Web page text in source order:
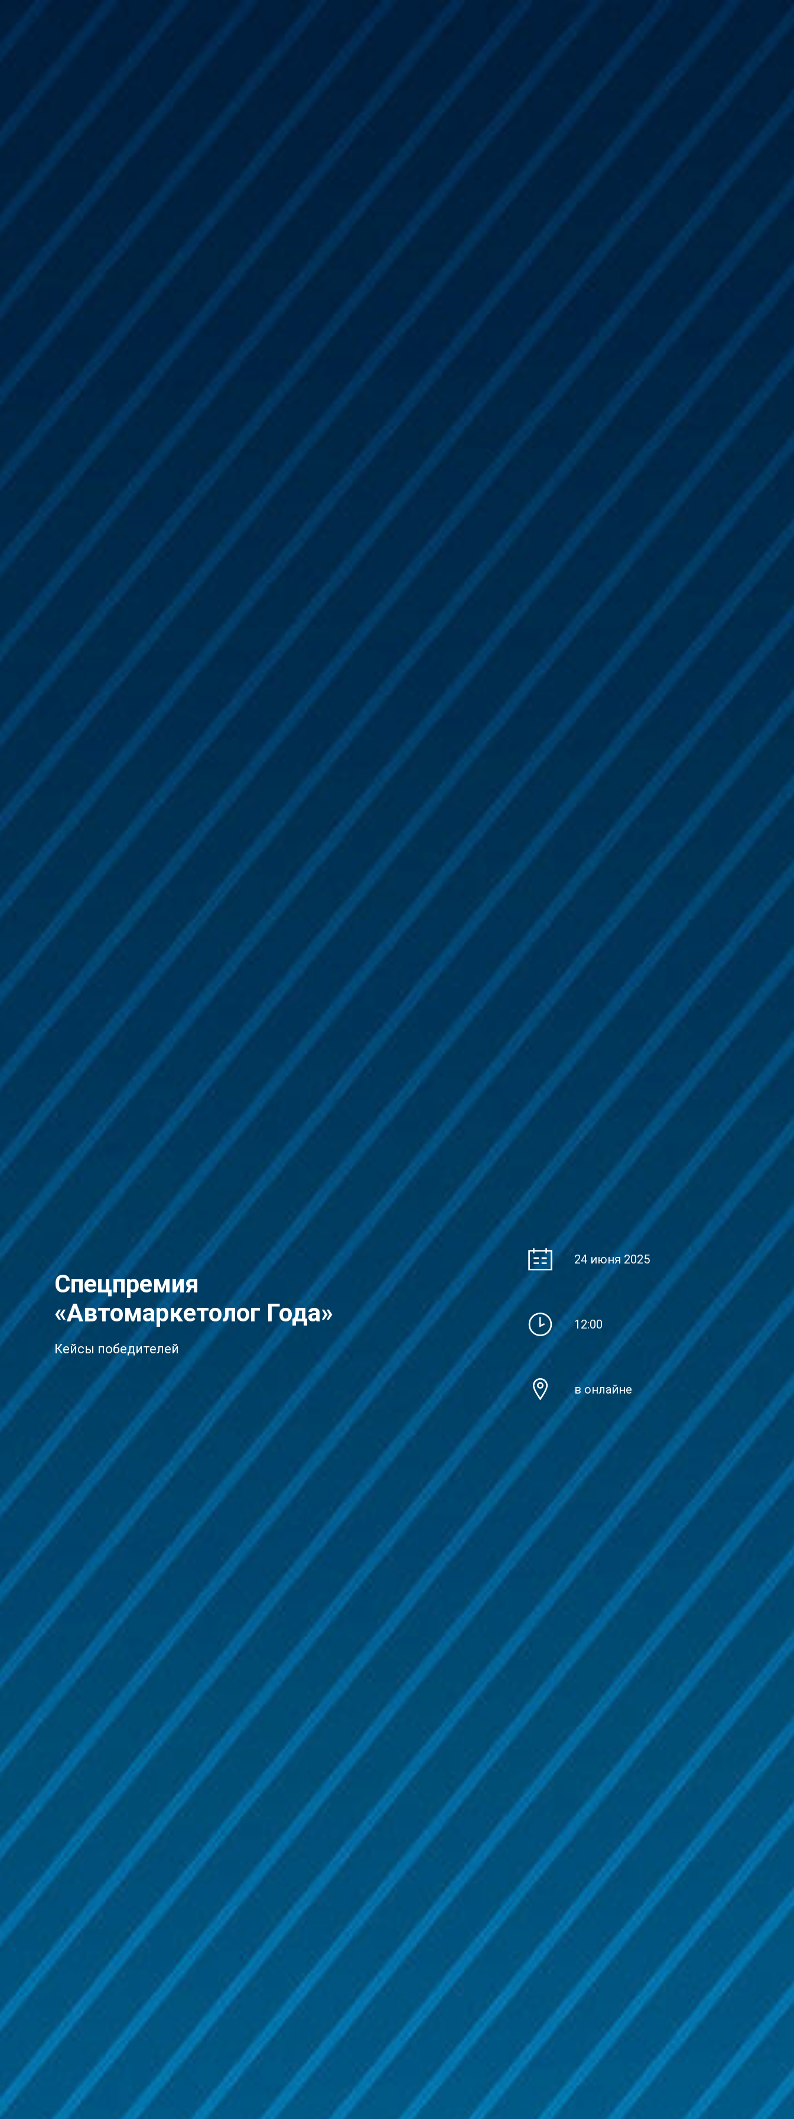
Спецпремия
«Автомаркетолог Года»
Кейсы победителей
24 июня 2025
12:00
в онлайне